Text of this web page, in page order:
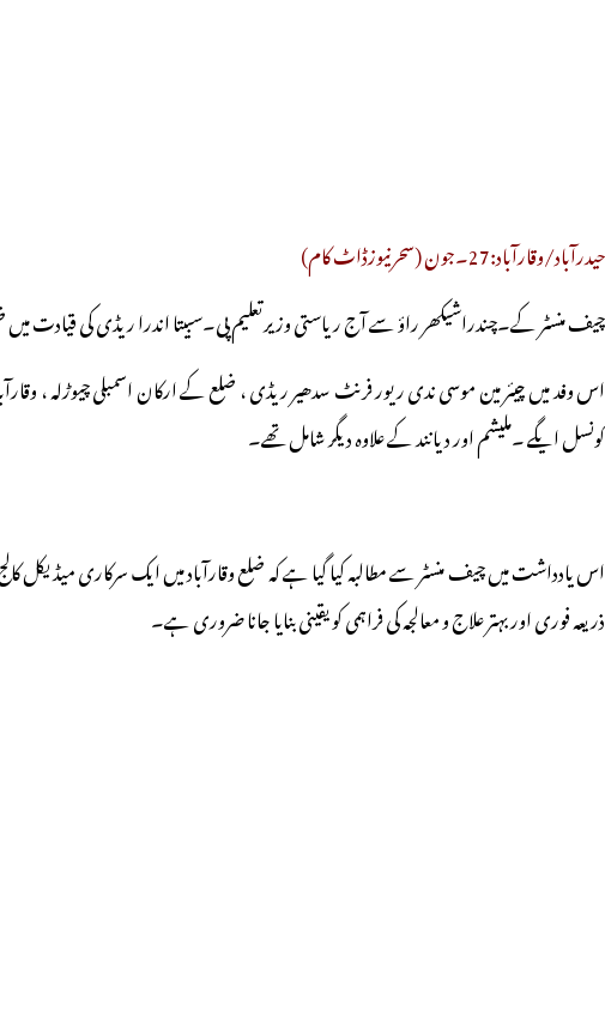
حیدرآباد/وقارآباد:27۔جون (سحرنیوزڈاٹ کام)
چیف منسٹر کے۔چندراشیکھر راؤ سے آج ریاستی وزیرتعلیم پی۔سبیتا اندرا ریڈی کی
اس وفد میں چیئر مین موسی ندی ریور فرنٹ سدھیر ریڈی ، ضلع کے ارکان اسمبلی چیوڑلہ ،
کونسل ایگے ۔ملیشم اور دیانند کے علاوہ دیگر شامل تھے۔
اس یادداشت میں چیف منسٹر سے مطالبہ کیا گیا ہے کہ ضلع وقارآباد میں ایک سرکاری میڈیکل
ذریعہ فوری اور بہتر علاج و معالجہ کی فراہمی کو یقینی بنایا جانا ضروری ہے۔